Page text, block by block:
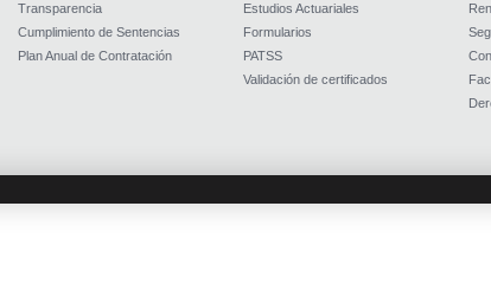
Transparencia
Cumplimiento de Sentencias
Plan Anual de Contratación
Estudios Actuariales
Formularios
PATSS
Validación de certificados